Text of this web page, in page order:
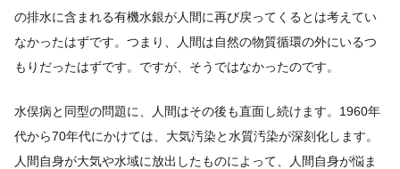
の排水に含まれる有機水銀が人間に再び戻ってくるとは考えてい
なかったはずです。つまり、人間は自然の物質循環の外にいるつ
もりだったはずです。ですが、そうではなかったのです。
水俣病と同型の問題に、人間はその後も直面し続けます。1960年
代から70年代にかけては、大気汚染と水質汚染が深刻化します。
人間自身が大気や水域に放出したものによって、人間自身が悩ま